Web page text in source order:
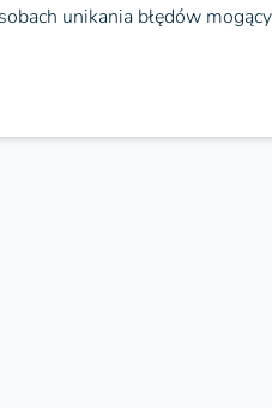
unikania błędów